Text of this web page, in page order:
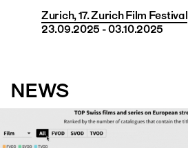
Zurich, 17. Zurich Film Festival
23.09.2025 - 03.10.2025
NEWS